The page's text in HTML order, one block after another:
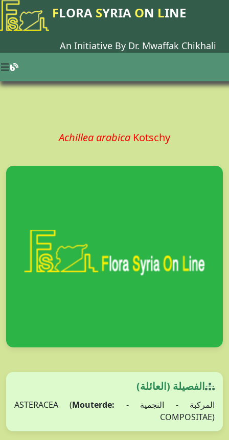
FLORA SYRIA ON LINE
An Initiative By Dr. Mwaffak Chikhali
Achillea arabica Kotschy
الفصيلة (العائلة)
المركبة - النجمية - ASTERACEA ( Mouterde:
COMPOSITAE)